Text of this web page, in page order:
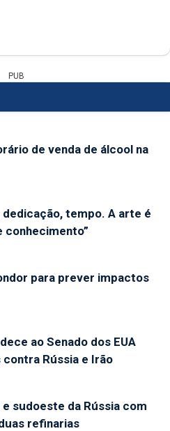
PUB
de venda de álcool na
tempo. A arte é
conhecimento”
para prever impactos
ao Senado dos EUA
Rússia e Irão
sudoeste da Rússia com
refinarias